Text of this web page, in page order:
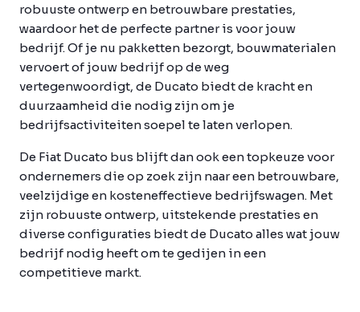
robuuste ontwerp en betrouwbare prestaties,
waardoor het de perfecte partner is voor jouw
bedrijf. Of je nu pakketten bezorgt, bouwmaterialen
vervoert of jouw bedrijf op de weg
vertegenwoordigt, de Ducato biedt de kracht en
duurzaamheid die nodig zijn om je
bedrijfsactiviteiten soepel te laten verlopen.
De Fiat Ducato bus blijft dan ook een topkeuze voor
ondernemers die op zoek zijn naar een betrouwbare,
veelzijdige en kosteneffectieve bedrijfswagen. Met
zijn robuuste ontwerp, uitstekende prestaties en
diverse configuraties biedt de Ducato alles wat jouw
bedrijf nodig heeft om te gedijen in een
competitieve markt.